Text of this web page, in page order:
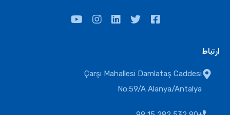
ارتباط
Çarşı Mahallesi Damlataş Caddesi
No:59/A Alanya/Antalya